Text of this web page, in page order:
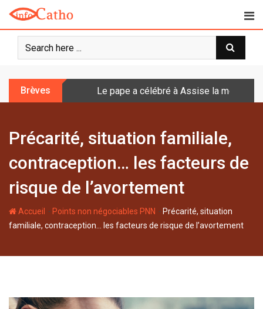
o
Brèves Le pape a célébré à Assise la messe
Précarité, situation familiale,
contraception… les facteurs de
risque de l’avortement
Accueil - Points non négociables PNN - Précarité, situation
familiale, contraception… les facteurs de risque de l’avortement